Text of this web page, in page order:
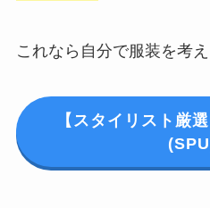
これなら自分で服装を考
【スタイリスト厳